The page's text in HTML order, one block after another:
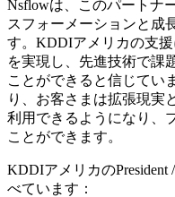
Nsflowは、このパートナ
スフォーメーションと成
す。KDDIアメリカの支
を実現し、先進技術で課
ことができると信じてい
り、お客さまは拡張現実
利用できるようになり、
ことができます。
KDDIアメリカの
べています：